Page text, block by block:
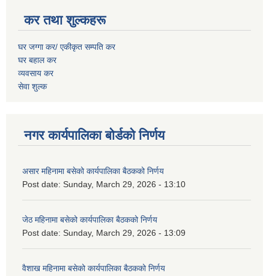
कर तथा शुल्कहरू
घर जग्गा कर/ एकीकृत सम्पति कर
घर बहाल कर
व्यवसाय कर
सेवा शुल्क
नगर कार्यपालिका बोर्डको निर्णय
असार महिनामा बसेको कार्यपालिका बैठकको निर्णय
Post date: Sunday, March 29, 2026 - 13:10
जेठ महिनामा बसेको कार्यपालिका बैठकको निर्णय
Post date: Sunday, March 29, 2026 - 13:09
वैशाख महिनामा बसेको कार्यपालिका बैठकको निर्णय